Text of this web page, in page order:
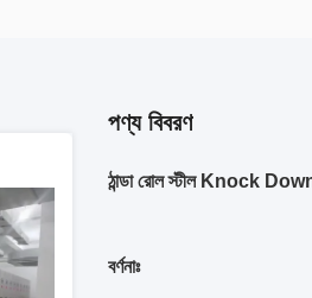
পণ্য বিবরণ
ঠান্ডা রোল স্টীল Knock
বর্ণনাঃ